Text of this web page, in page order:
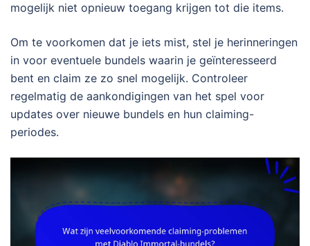
mogelijk niet opnieuw toegang krijgen tot die items.
Om te voorkomen dat je iets mist, stel je herinneringen
in voor eventuele bundels waarin je geïnteresseerd
bent en claim ze zo snel mogelijk. Controleer
regelmatig de aankondigingen van het spel voor
updates over nieuwe bundels en hun claiming-
periodes.